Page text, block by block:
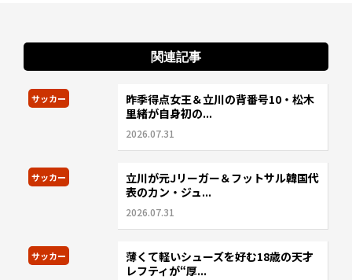
関連記事
サッカー
昨季得点女王＆立川の背番号10・松木
里緒が自身初の...
2026.07.31
サッカー
立川が元Jリーガー＆フットサル韓国代
表のカン・ジュ...
2026.07.31
サッカー
薄くて軽いシューズを好む18歳の天才
レフティが“厚...